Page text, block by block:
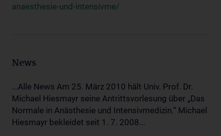
anaesthesie-und-intensivme/
News
...Alle News Am 25. März 2010 hält Univ. Prof. Dr.
Michael Hiesmayr seine Antrittsvorlesung über „Das
Normale in Anästhesie und Intensivmedizin.“ Michael
Hiesmayr bekleidet seit 1. 7. 2008...